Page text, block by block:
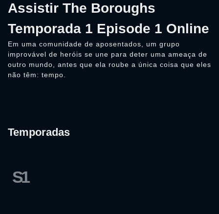
Assistir The Boroughs
Temporada 1 Episode 1 Online
Em uma comunidade de aposentados, um grupo
improvável de heróis se une para deter uma ameaça de
outro mundo, antes que ela roube a única coisa que eles
não têm: tempo.
Temporadas
S1